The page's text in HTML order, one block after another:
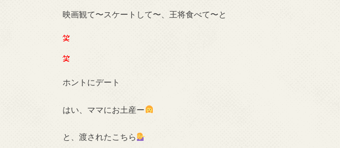
映画観て〜スケートして〜、王将食べて〜と
ホントにデート
はい、ママにお土産ー
と、渡されたこちら